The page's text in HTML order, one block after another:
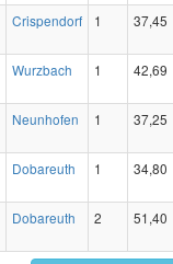
Crispendorf 1 37,45
Wurzbach 1 42,69
Neunhofen 1 37,25
Dobareuth 1 34,80
Dobareuth 2 51,40